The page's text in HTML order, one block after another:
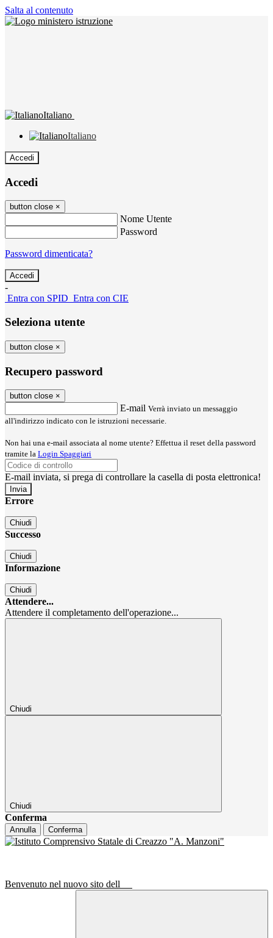
Salta al contenuto
Italiano
Italiano
Accedi
Accedi
button close ×
Nome Utente
Password
Password dimenticata?
-
Entra con SPID Entra con CIE
Seleziona utente
button close ×
Recupero password
button close ×
E-mail Verrà inviato un messaggio
all'indirizzo indicato con le istruzioni necessarie.
Non hai una e-mail associata al nome utente? Effettua il reset della password
tramite la Login Spaggiari
E-mail inviata, si prega di controllare la casella di posta elettronica!
Errore
Chiudi
Successo
Chiudi
Informazione
Chiudi
Attendere...
Attendere il completamento dell'operazione...
Chiudi
Chiudi
Conferma
Annulla Conferma
Benvenuto nel nuovo sito dell